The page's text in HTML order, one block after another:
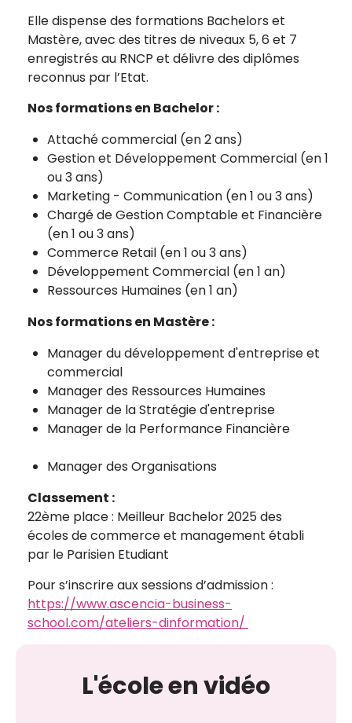
Elle dispense des formations Bachelors et
Mastère, avec des titres de niveaux 5, 6 et 7
enregistrés au RNCP et délivre des diplômes
reconnus par l’Etat.
Nos formations en Bachelor :
Attaché commercial (en 2 ans)
Gestion et Développement Commercial (en 1
ou 3 ans)
Marketing - Communication (en 1 ou 3 ans)
Chargé de Gestion Comptable et Financière
(en 1 ou 3 ans)
Commerce Retail (en 1 ou 3 ans)
Développement Commercial (en 1 an)
Ressources Humaines (en 1 an)
Nos formations en Mastère :
Manager du développement d'entreprise et
commercial
Manager des Ressources Humaines
Manager de la Stratégie d'entreprise
Manager de la Performance Financière
Manager des Organisations
Classement :
22ème place : Meilleur Bachelor 2025 des
écoles de commerce et management établi
par le Parisien Etudiant
Pour s’inscrire aux sessions d’admission :
https://www.ascencia-business-
school.com/ateliers-dinformation/
L'école en vidéo